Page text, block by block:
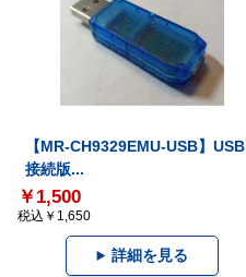
【MR-CH9329EMU-USB】USB
接続版...
￥1,500
税込￥1,650
詳細を見る